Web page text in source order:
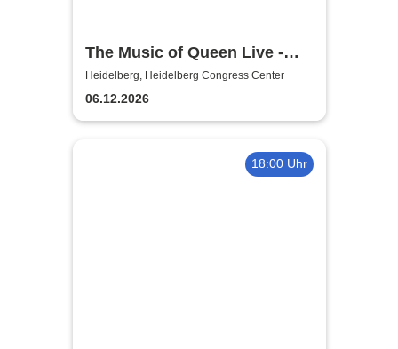
The Music of Queen Live -
Tour 2026
Heidelberg, Heidelberg Congress Center
06.12.2026
18:00 Uhr